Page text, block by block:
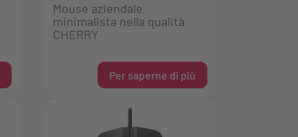
Mouse aziendale
minimalista nella qualità
CHERRY
Per saperne di più